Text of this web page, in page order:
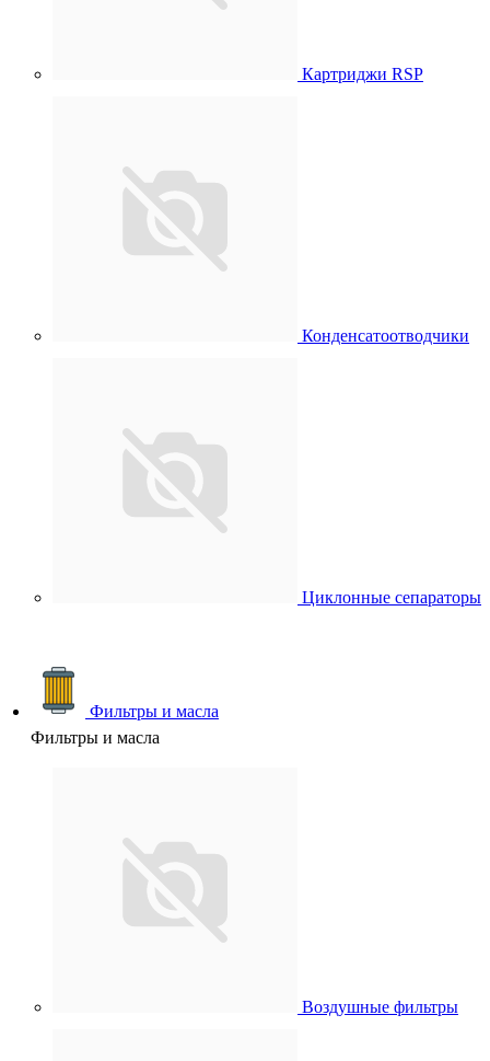
Картриджи RSP
Конденсатоотводчики
Циклонные сепараторы
Фильтры и масла
Фильтры и масла
Воздушные фильтры